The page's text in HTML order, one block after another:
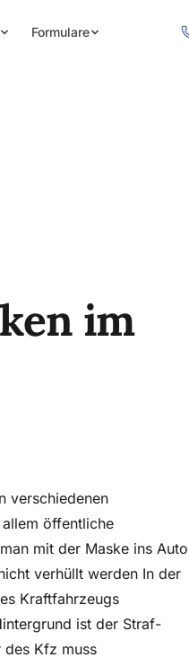
Formulare
im
verschiedenen
öffentliche
mit der Maske ins Auto
verhüllt werden In der
Kraftfahrzeugs
ist der Straf-
des Kfz muss